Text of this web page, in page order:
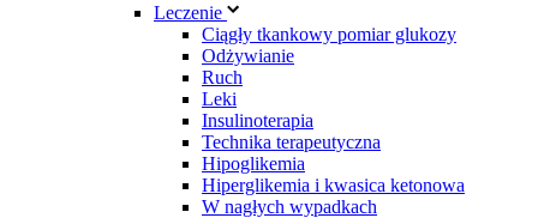
Leczenie
Ciągły tkankowy pomiar glukozy
Odżywianie
Ruch
Leki
Insulinoterapia
Technika terapeutyczna
Hipoglikemia
Hiperglikemia i kwasica ketonowa
W nagłych wypadkach